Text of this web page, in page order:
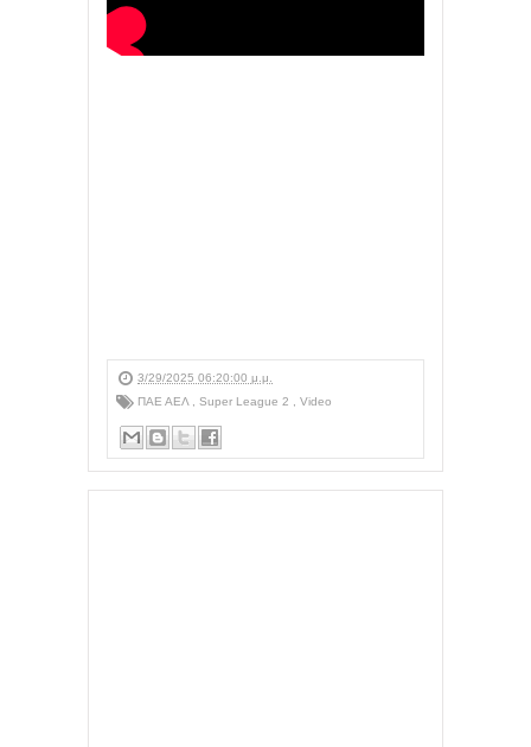
3/29/2025 06:20:00 μ.μ.
ΠΑΕ ΑΕΛ , Super League 2 , Video